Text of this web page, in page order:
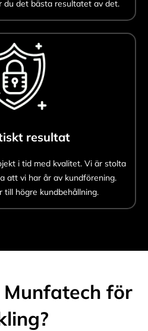
du det bästa resultatet av det.
resultat
i tid med kvalitet. Vi är stolta
att vi har år av kundförening.
till högre kundbehållning.
för